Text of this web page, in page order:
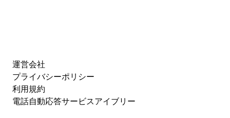
運営会社
プライバシーポリシー
利用規約
電話自動応答サービスアイブリー